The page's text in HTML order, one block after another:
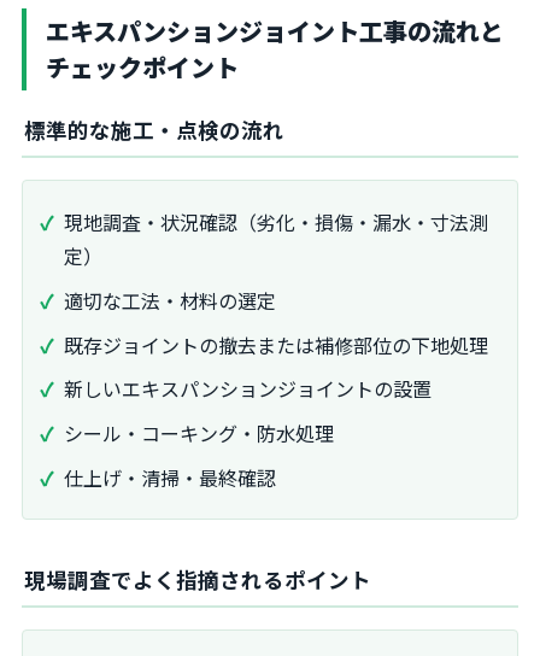
エキスパンションジョイント工事の流れと
チェックポイント
標準的な施工・点検の流れ
現地調査・状況確認（劣化・損傷・漏水・寸法測
定）
適切な工法・材料の選定
既存ジョイントの撤去または補修部位の下地処理
新しいエキスパンションジョイントの設置
シール・コーキング・防水処理
仕上げ・清掃・最終確認
現場調査でよく指摘されるポイント